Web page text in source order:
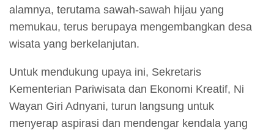
alamnya, terutama sawah-sawah hijau yang
memukau, terus berupaya mengembangkan desa
wisata yang berkelanjutan.
Untuk mendukung upaya ini, Sekretaris
Kementerian Pariwisata dan Ekonomi Kreatif, Ni
Wayan Giri Adnyani, turun langsung untuk
menyerap aspirasi dan mendengar kendala yang